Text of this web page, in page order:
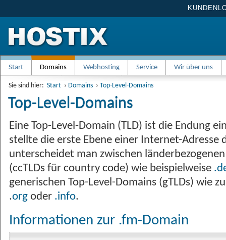
Start Domains Webhosting Service Wir über uns
Sie sind hier: Start › Domains › Top-Level-Domains
Top-Level-Domains
Eine Top-Level-Domain (TLD) ist die Endung
stellte die erste Ebene einer Internet-Adresse
unterscheidet man zwischen
(ccTLDs für country code) wie beispielweise
generischen Top-Level-Domains (gTLDs) wie
.org oder .info.
Informationen zur .fm-Domain